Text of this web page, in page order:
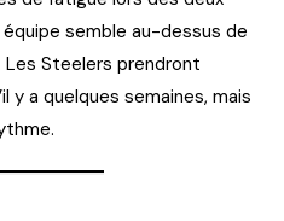
semble au-dessus de
Steelers prendront
y a quelques semaines, mais